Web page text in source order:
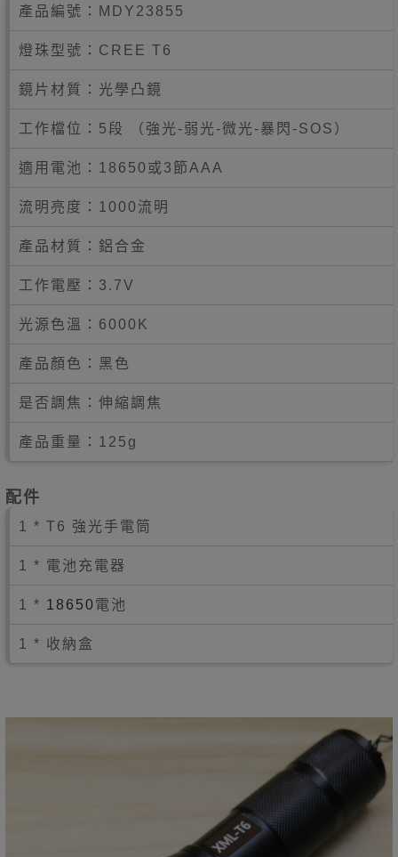
產品編號： MDY23855
燈珠型號：CREE T6
鏡片材質：光學凸鏡
工作檔位：5段 （強光-弱光-微光-暴閃-SOS）
適用電池：18650或3節AAA
流明亮度：1000流明
產品材質：鋁合金
工作電壓：3.7V
光源色溫：6000K
產品顏色：黑色
是否調焦：伸縮調焦
產品重量：125g
配件
1 * T6 強光手電筒
1 * 電池充電器
1 * 18650電池
1 * 收納盒